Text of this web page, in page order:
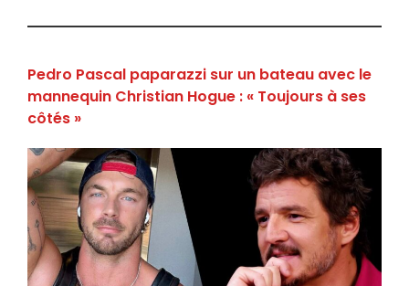
Pedro Pascal paparazzi sur un bateau avec le
mannequin Christian Hogue : « Toujours à ses
côtés »